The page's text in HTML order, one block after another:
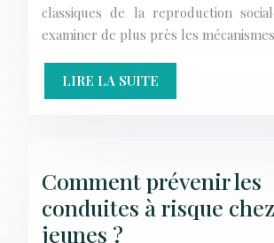
classiques de la reproduction
examiner de plus près les
LIRE LA SUITE
Comment prévenir les
conduites à risque
jeunes ?